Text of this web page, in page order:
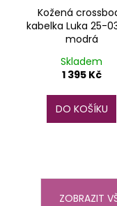
Kožená
kabelka Luka 25-
modrá
Skladem
1 395 Kč
DO KOŠÍKU
ZOBRAZIT